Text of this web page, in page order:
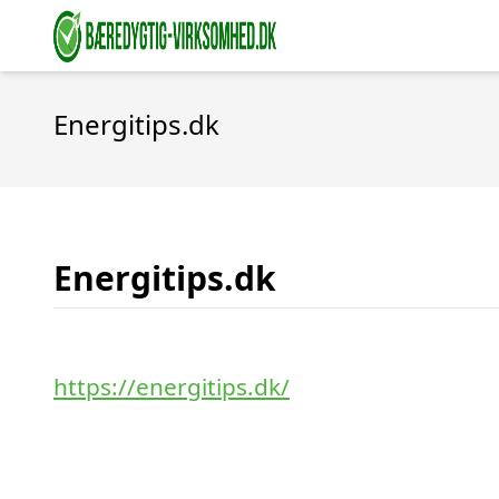
Energitips.dk
Energitips.dk
https://energitips.dk/